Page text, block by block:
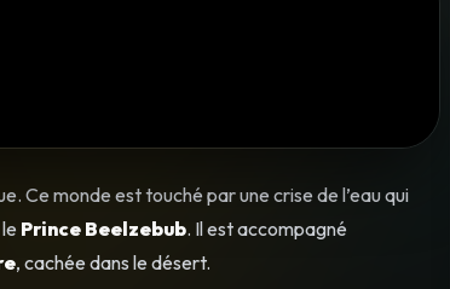
Ce monde est touché par une crise de l’eau qui
Prince Beelzebub. Il est accompagné
, cachée dans le désert.